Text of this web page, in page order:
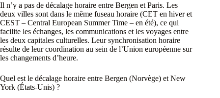
Il n’y a pas de décalage horaire entre Bergen et Paris. Les
deux villes sont dans le même fuseau horaire (CET en hiver et
CEST – Central European Summer Time – en été), ce qui
facilite les échanges, les communications et les voyages entre
les deux capitales culturelles. Leur synchronisation horaire
résulte de leur coordination au sein de l’Union européenne sur
les changements d’heure.
Quel est le décalage horaire entre Bergen (Norvège) et New
York (États-Unis) ?